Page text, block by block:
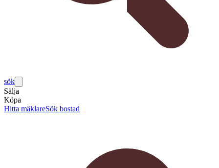
sök
Sälja
Köpa
Hitta mäklareSök bostad